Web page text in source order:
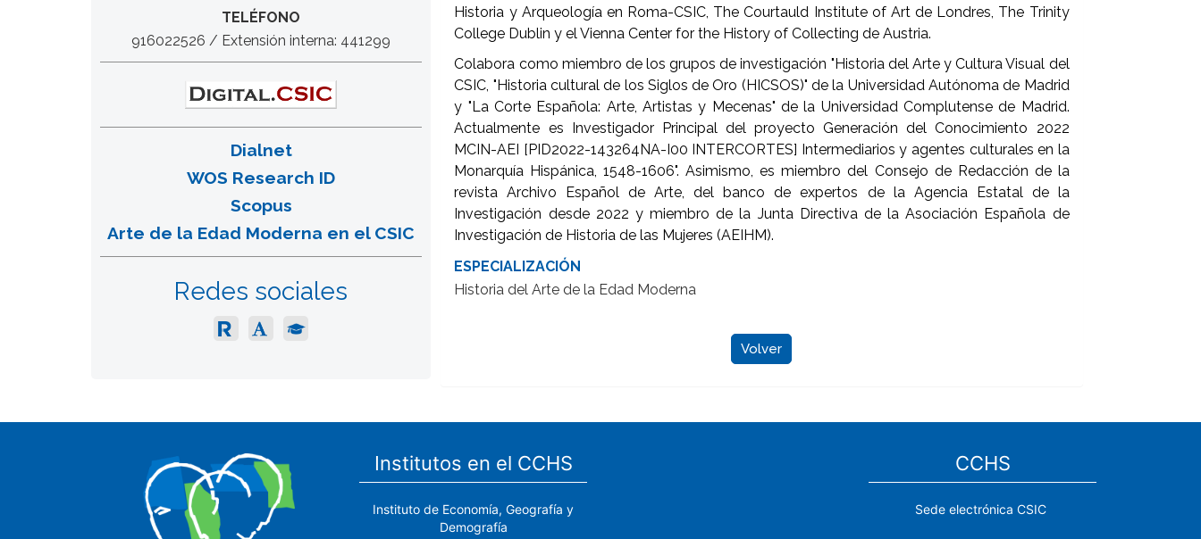
TELÉFONO
916022526 / Extensión interna: 441299
Dialnet
WOS Research ID
Scopus
Arte de la Edad Moderna en el CSIC
Redes sociales
Historia y Arqueología en Roma-CSIC, The Courtauld Institute of Art de Londres, The Trinity
College Dublin y el Vienna Center for the History of Collecting de Austria.
Colabora como miembro de los grupos de investigación "Historia del Arte y Cultura Visual del
CSIC, "Historia cultural de los Siglos de Oro (HICSOS)" de la Universidad Autónoma de Madrid
y "La Corte Española: Arte, Artistas y Mecenas" de la Universidad Complutense de Madrid.
Actualmente es Investigador Principal del proyecto Generación del Conocimiento 2022
MCIN-AEI [PID2022-143264NA-I00 INTERCORTES] Intermediarios y agentes culturales en la
Monarquía Hispánica, 1548-1606". Asimismo, es miembro del Consejo de Redacción de la
revista Archivo Español de Arte, del banco de expertos de la Agencia Estatal de la
Investigación desde 2022 y miembro de la Junta Directiva de la Asociación Española de
Investigación de Historia de las Mujeres (AEIHM).
ESPECIALIZACIÓN
Historia del Arte de la Edad Moderna
Volver
Institutos en el CCHS
Instituto de Economía, Geografía y
Demografía
CCHS
Sede electrónica CSIC